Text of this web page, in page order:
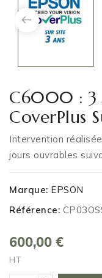
C6000 : 3
CoverPlus
Intervention
jours ouvrables
Marque: EPSON
Référence:
600,00 €
HT